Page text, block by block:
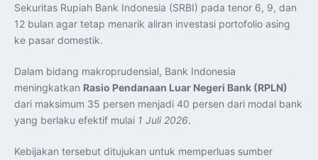
Sekuritas Rupiah Bank Indonesia (SRBI) pada tenor 6, 9, dan
12 bulan agar tetap menarik aliran investasi portofolio asing
ke pasar domestik.
Dalam bidang makroprudensial, Bank Indonesia
meningkatkan Rasio Pendanaan Luar Negeri Bank (RPLN)
dari maksimum 35 persen menjadi 40 persen dari modal bank
yang berlaku efektif mulai 1 Juli 2026.
Kebijakan tersebut ditujukan untuk memperluas sumber